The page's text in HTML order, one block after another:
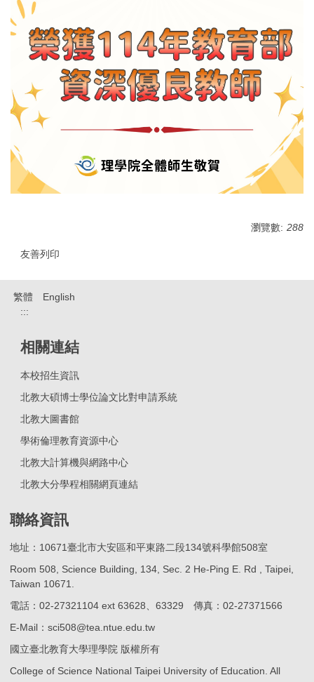
瀏覽數: 288
友善列印
繁體
English
:::
相關連結
本校招生資訊
北教大碩博士學位論文比對申請系統
北教大圖書館
學術倫理教育資源中心
北教大計算機與網路中心
北教大分學程相關網頁連結
聯絡資訊
地址：10671臺北市大安區和平東路二段134號科學館508室
Room 508, Science Building, 134, Sec. 2 He-Ping E. Rd , Taipei,
Taiwan 10671.
電話：02-27321104 ext 63628、63329 傳真：02-27371566
E-Mail：sci508@tea.ntue.edu.tw
國立臺北教育大學理學院 版權所有
College of Science National Taipei University of Education. All